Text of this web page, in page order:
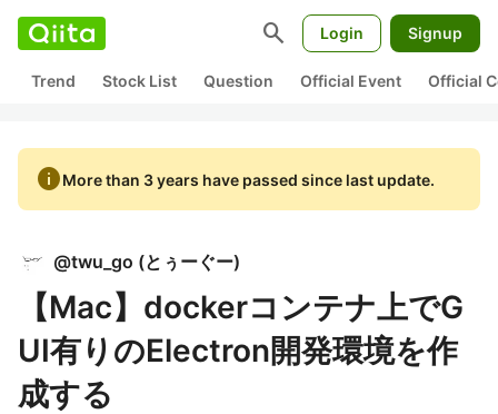
search Login Signup
Trend Stock List Question Official Event Official
infoMore than 3 years have passed since last update.
@twu_go (とぅーぐー)
【Mac】dockerコンテナ上でG
UI有りのElectron開発環境を作
成する